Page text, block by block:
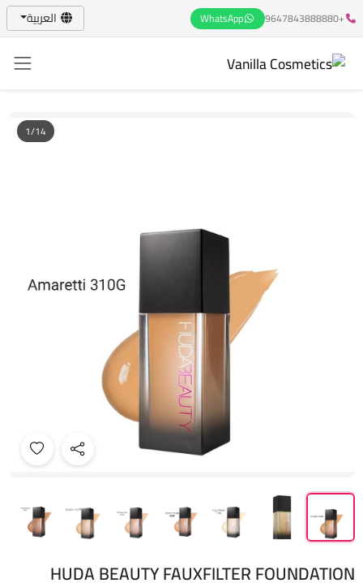
+9647843888880
WhatsApp العربية
1/14
HUDA BEAUTY FAUXFILTER FOUNDATION